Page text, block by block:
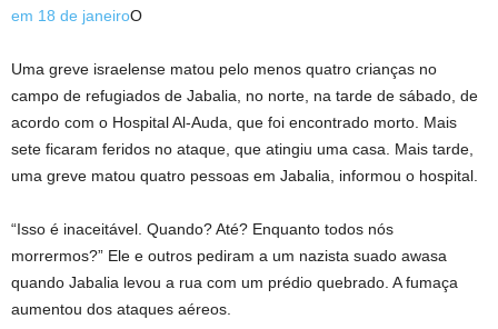
em 18 de janeiroO
Uma greve israelense matou pelo menos quatro crianças no
campo de refugiados de Jabalia, no norte, na tarde de sábado, de
acordo com o Hospital Al-Auda, que foi encontrado morto. Mais
sete ficaram feridos no ataque, que atingiu uma casa. Mais tarde,
uma greve matou quatro pessoas em Jabalia, informou o hospital.
“Isso é inaceitável. Quando? Até? Enquanto todos nós
morrermos?” Ele e outros pediram a um nazista suado awasa
quando Jabalia levou a rua com um prédio quebrado. A fumaça
aumentou dos ataques aéreos.